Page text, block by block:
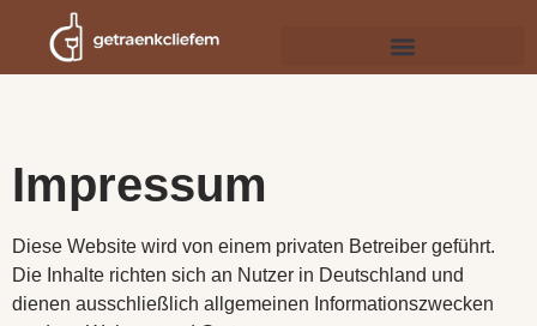
Impressum
Diese Website wird von einem privaten Betreiber geführt.
Die Inhalte richten sich an Nutzer in Deutschland und
dienen ausschließlich allgemeinen Informationszwecken